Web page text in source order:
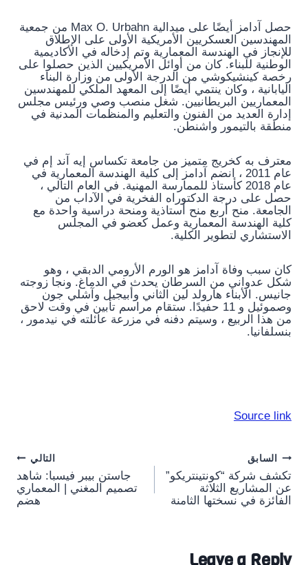
حصل آدامز أيضًا على ميدالية Max O. Urbahn من جمعية
المهندسين العسكريين الأمريكية الأولى على الإطلاق
للإنجاز في الهندسة المعمارية وتم إدخاله في الأكاديمية
الوطنية للبناء. كان من أوائل الأمريكيين الذين حصلوا على
رخصة كينشيكوشي من الدرجة الأولى من وزارة البناء
اليابانية ، وكان ينتمي أيضًا إلى المعهد الملكي للمهندسين
المعماريين البريطانيين. شغل منصب وصي ورئيس مجلس
إدارة العديد من الفنون والتعليم والمنظمات المدنية في
منطقة بالتيمور واشنطن.
معترف به كخريج متميز من جامعة تكساس إيه آند إم في
عام 2011 ، انضم آدامز إلى كلية الهندسة المعمارية في
عام 2018 كأستاذ للممارسة المهنية. في العام التالي ،
حصل على درجة الدكتوراه الفخرية في الآداب من
الجامعة. منح أربع منح أستاذية ومنحة دراسية واحدة مع
كلية الهندسة المعمارية وعمل كعضو في المجلس
الاستشاري لتطوير الكلية.
كان سبب وفاة آدامز هو الورم الأرومي الدبقي ، وهو
شكل عدواني من السرطان يحدث في الدماغ. ونجا زوجته
جانيس. الأبناء هارولد لين الثاني وأبيجيل وآشلي جون
وصموئيل و 11 حفيدًا. ستقام مراسم تأبين في وقت لاحق
من هذا الربيع ، وسيتم دفنه في مزرعة عائلته في نيدمور ،
بنسلفانيا.
Source link
Post
navigation
السابق
تكشف شركة “كونتينتريكو”
عن المشاريع الثلاثة
الفائزة في نسختها الثامنة
التالي
جاستن بيبر فيسبا: شاهد
تصميم المغني | المعماري
هضم
Leave a Reply